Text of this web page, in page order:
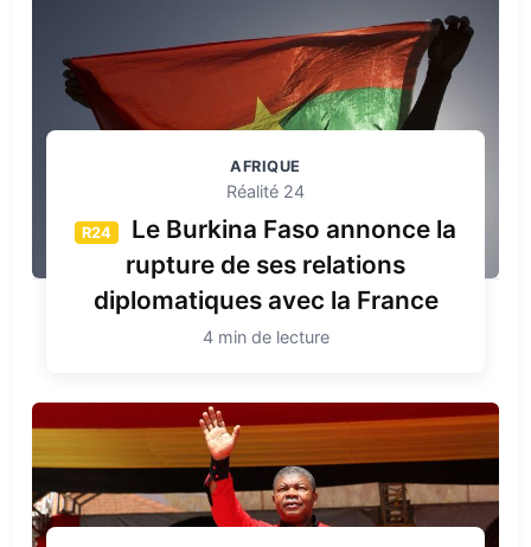
AFRIQUE
Réalité 24
R24
Le Burkina Faso annonce la
rupture de ses relations
diplomatiques avec la France
4 min de lecture